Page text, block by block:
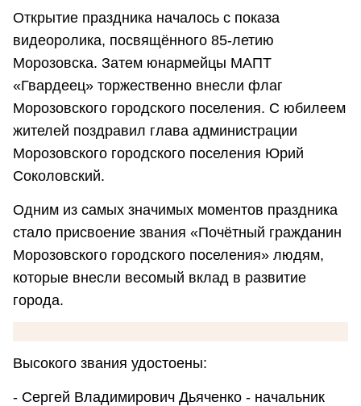
Открытие праздника началось с показа
видеоролика, посвящённого 85-летию
Морозовска. Затем юнармейцы МАПТ
«Гвардеец» торжественно внесли флаг
Морозовского городского поселения. С юбилеем
жителей поздравил глава администрации
Морозовского городского поселения Юрий
Соколовский.
Одним из самых значимых моментов праздника
стало присвоение звания «Почётный гражданин
Морозовского городского поселения» людям,
которые внесли весомый вклад в развитие
города.
Высокого звания удостоены:
- Сергей Владимирович Дьяченко - начальник